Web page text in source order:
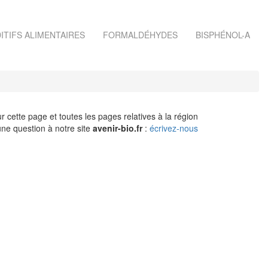
ALIMENTAIRES FORMALDÉHYDES BISPHÉNOL-A
cette page et toutes les pages relatives à la région
question à notre siteavenir-bio.fr: écrivez-nous